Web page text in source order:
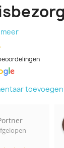
toevoegen